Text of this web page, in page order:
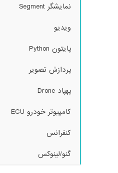
نمایشگر Segment
ویدیو
پایتون Python
پردازش تصویر
پهپاد Drone
کامپیوتر خودرو ECU
کنفرانس
گنو/لینوکس